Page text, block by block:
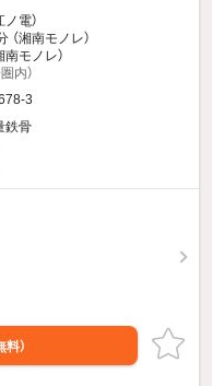
ノ電）
（湘南モノレ）
南モノレ）
内）
3
鉄骨
料）